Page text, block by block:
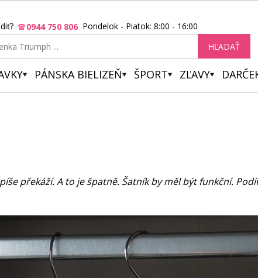
0944 750 806 Pondelok - Piatok: 8:00 - 16:00
HĽADAŤ
PÁNSKA BIELIZEŇ ŠPORT ZĽAVY
překáží. A to je špatně. Šatník by měl být funkční.